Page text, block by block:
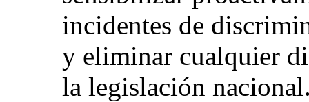
incidentes de
y eliminar cualquier
la legislación